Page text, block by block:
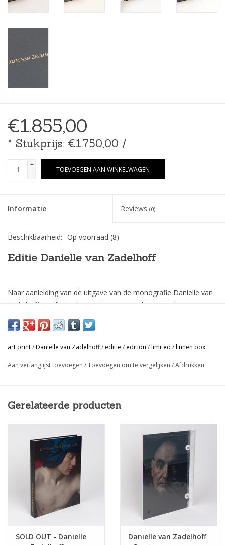
€1.855,00
* Stukprijs: €1.750,00 /
+
-
TOEVOEGEN AAN WINKELWAGEN
Informatie Reviews (0)
Beschikbaarheid: Op voorraad (8)
Editie Danielle van Zadelhoff
Naar aanleiding van de uitgave van de monografie Danielle van
Zadelhoff, geeft Stockmans in samenwerking met de
kunstenares een editie uit in een oplage van 12 exemplaren.
Deze luxueuze box bevat naast het kunstboek ook een editie in
luxemap, genummerd en gesigneerd door de kunstenares in een
modellen, het licht dat de broosheid ervan nog meer lijkt te
benadrukken, zijn wat haar foto’s zo ontroerend, poëtisch en
universeel innemend maken. Haar werk wordt vaak vergeleken
met dat van de oude meesters uit de Renaissance, maar
ondanks haar gebruik van het clair-obscur effect, hebben haar
beelden een heel eigentijds gevoel. Ze weet de Zeitgeist te
vangen met hedendaagse beelden die kalmte uitstralen en zo
uitnodigen tot momenten van zelfreflectie.
Via grote spreads met 127 full colour foto’s in een zwart decor,
reproductieproces op luxepapier, het gebruik van intens zwart
art print/Danielle van Zadelhoff/ editie / edition /limited /linnen box
Aan verlanglijst toevoegen /Toevoegen om te vergelijken /Afdrukken
Gerelateerde producten
SOLD OUT - Danielle
Danielle van Zadelhoff